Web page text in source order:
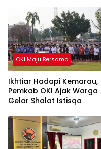
OKI Maju Bersama
Ikhtiar Hadapi Kemarau,
Pemkab OKI Ajak Warga
Gelar Shalat Istisqa